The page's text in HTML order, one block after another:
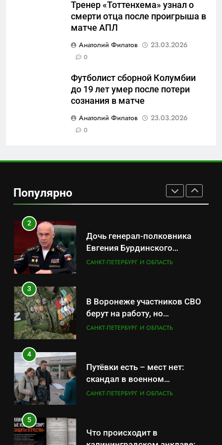
Тренер «Тоттенхема» узнал о
смерти отца после проигрыша в
матче АПЛ
Анатолий Филатов
23.03.2026
0
Футболист сборной Колумбии
до 19 лет умер после потери
сознания в матче
Анатолий Филатов
23.03.2026
0
Популярно
провалов и уязвимости
региона
Зачистка неба: Силовой
передел авиаотрасли
САНКТ-ПЕТЕРБУРГ И ОБЛАСТЬ
данные о складах с военной
продукцией: предприятия
обратились в СК
САНКТ-ПЕТЕРБУРГ И ОБЛАСТЬ
2
Дочь генерал-полковника
Евгения Бурдинского
оказывает платные услуги по
САНКТ-ПЕТЕРБУРГ И ОБЛАСТЬ
3
В Воронеже участников СВО
берут на работу, но
удержаться удаётся не всем
САНКТ-ПЕТЕРБУРГ И ОБЛАСТЬ
4
Путёвки есть – мест нет:
скандал в военном
санатории Владивостока
САНКТ-ПЕТЕРБУРГ И ОБЛАСТЬ
5
Что происходит в